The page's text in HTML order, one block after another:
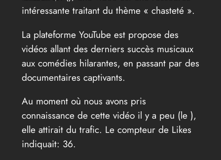
intéressante traitant du thème « chasteté ».
La plateforme YouTube est propose des
vidéos allant des derniers succès musicaux
aux comédies hilarantes, en passant par des
documentaires captivants.
Au moment où nous avons pris
connaissance de cette vidéo il y a peu (le ),
elle attirait du trafic. Le compteur de Likes
indiquait: 36.